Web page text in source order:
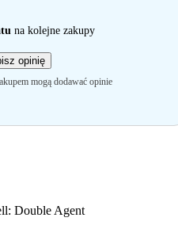
na kolejne zakupy
opinię
mogą dodawać opinie
Double Agent